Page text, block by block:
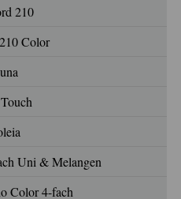
210
Color
Uni & Melangen
Color 4-fach